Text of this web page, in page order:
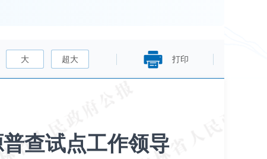
打印
大 超大
查试点工作领导